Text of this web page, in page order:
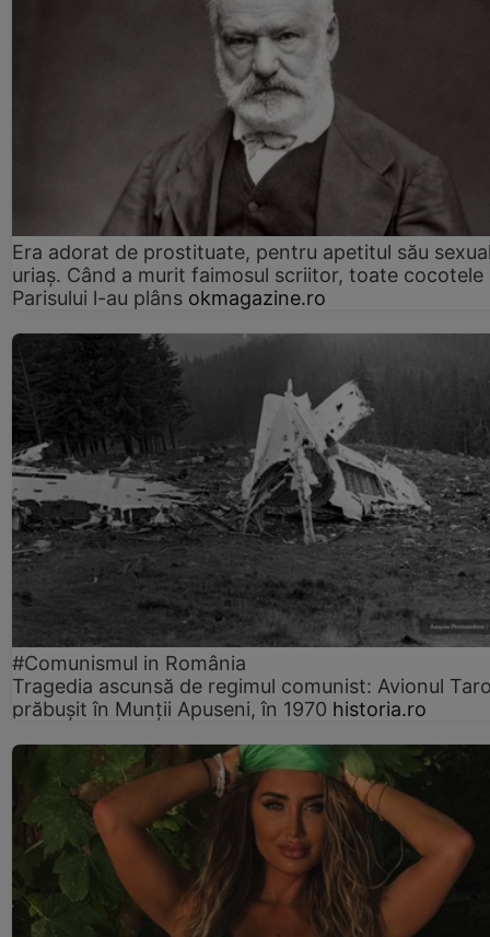
Era adorat de prostituate, pentru apetitul său
uriaș. Când a murit faimosul scriitor, toate cocotele
Parisului l-au plâns okmagazine.ro
#Comunismul in România
Tragedia ascunsă de regimul comunist: Avionul
prăbușit în Munții Apuseni, în 1970 historia.ro